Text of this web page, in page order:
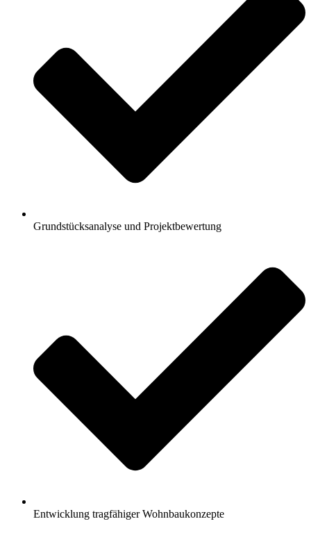
Grundstücksanalyse und Projektbewertung
Entwicklung tragfähiger Wohnbaukonzepte